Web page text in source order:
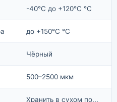
-40°C до +120°C °C
до +150°C °C
Чёрный
500–2500 мкм
Хранить в сухом по...